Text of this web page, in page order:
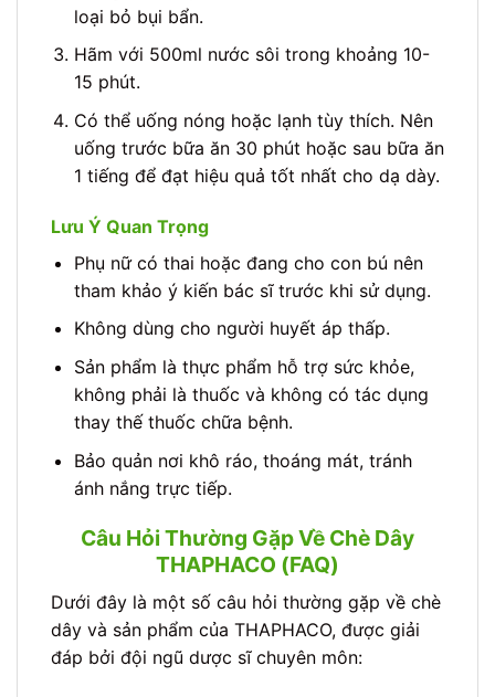
loại bỏ bụi bẩn.
Hãm với 500ml nước sôi trong khoảng 10-
15 phút.
Có thể uống nóng hoặc lạnh tùy thích. Nên
uống trước bữa ăn 30 phút hoặc sau bữa ăn
1 tiếng để đạt hiệu quả tốt nhất cho dạ dày.
Lưu Ý Quan Trọng
Phụ nữ có thai hoặc đang cho con bú nên
tham khảo ý kiến bác sĩ trước khi sử dụng.
Không dùng cho người huyết áp thấp.
Sản phẩm là thực phẩm hỗ trợ sức khỏe,
không phải là thuốc và không có tác dụng
thay thế thuốc chữa bệnh.
Bảo quản nơi khô ráo, thoáng mát, tránh
ánh nắng trực tiếp.
Câu Hỏi Thường Gặp Về Chè Dây
THAPHACO (FAQ)
Dưới đây là một số câu hỏi thường gặp về chè
dây và sản phẩm của THAPHACO, được giải
đáp bởi đội ngũ dược sĩ chuyên môn: